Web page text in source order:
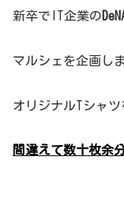
新卒でIT企業の
マルシェを企画し
オリジナルTシャツ
間違えて数十枚余